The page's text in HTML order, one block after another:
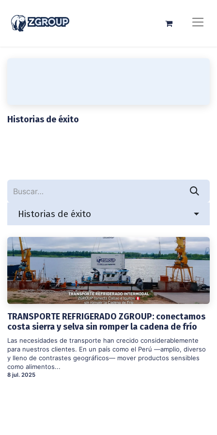
Historias de éxito
Historias de éxito
TRANSPORTE REFRIGERADO ZGROUP: conectamos
costa sierra y selva sin romper la cadena de frío
Las necesidades de transporte han crecido considerablemente
para nuestros clientes. En un país como el Perú —amplio, diverso
y lleno de contrastes geográficos— mover productos sensibles
como alimentos...
8 jul. 2025